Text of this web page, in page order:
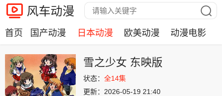
风车动漫
首页 国产动漫 日本动漫 欧美动漫 动漫电影
雪之少女 东映版
状态： 全14集
更新： 2026-05-19 21:40